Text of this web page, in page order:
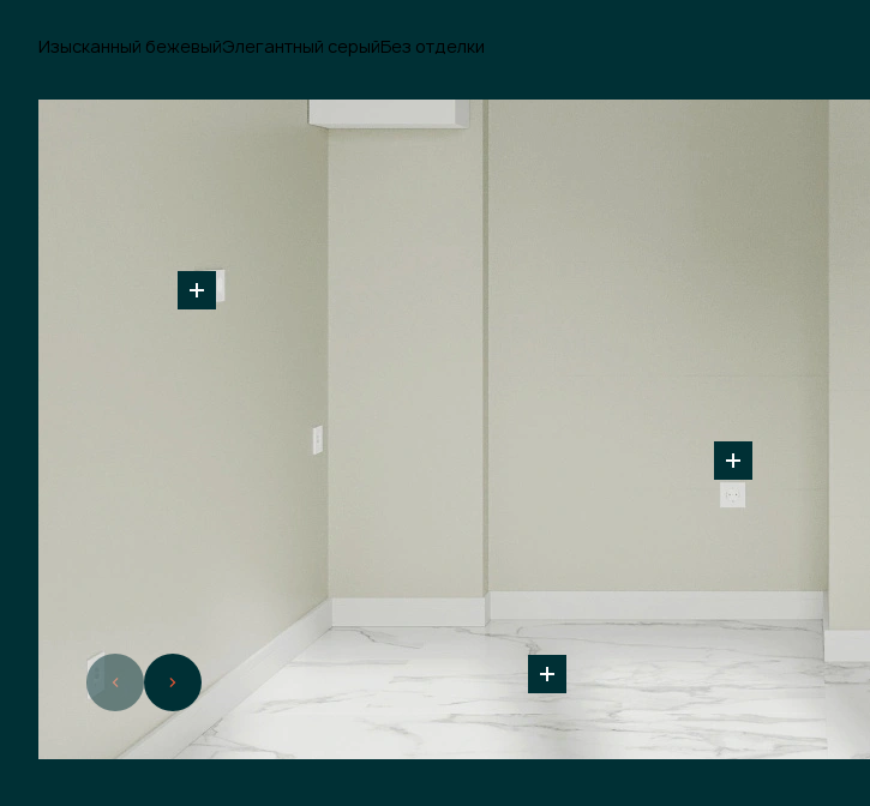
Изысканный бежевыйЭлегантный серыйБез отделки